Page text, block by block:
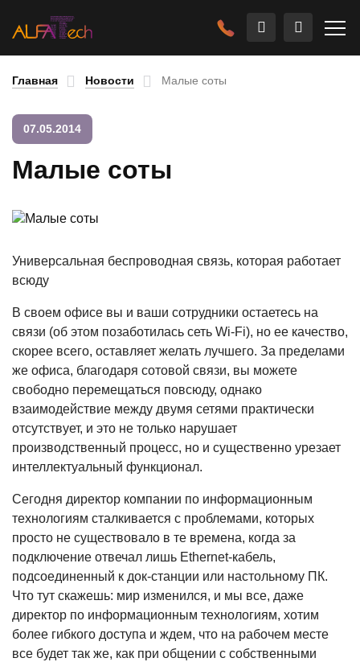
Главная Новости Малые соты
07.05.2014
Малые соты
Универсальная беспроводная связь, которая работает
всюду
В своем офисе вы и ваши сотрудники остаетесь на
связи (об этом позаботилась сеть Wi-Fi), но ее качество,
скорее всего, оставляет желать лучшего. За пределами
же офиса, благодаря сотовой связи, вы можете
свободно перемещаться повсюду, однако
взаимодействие между двумя сетями практически
отсутствует, и это не только нарушает
производственный процесс, но и существенно урезает
интеллектуальный функционал.
Сегодня директор компании по информационным
технологиям сталкивается с проблемами, которых
просто не существовало в те времена, когда за
подключение отвечал лишь Ethernet-кабель,
подсоединенный к док-станции или настольному ПК.
Что тут скажешь: мир изменился, и мы все, даже
директор по информационным технологиям, хотим
более гибкого доступа и ждем, что на рабочем месте
все будет так же, как при общении с собственными